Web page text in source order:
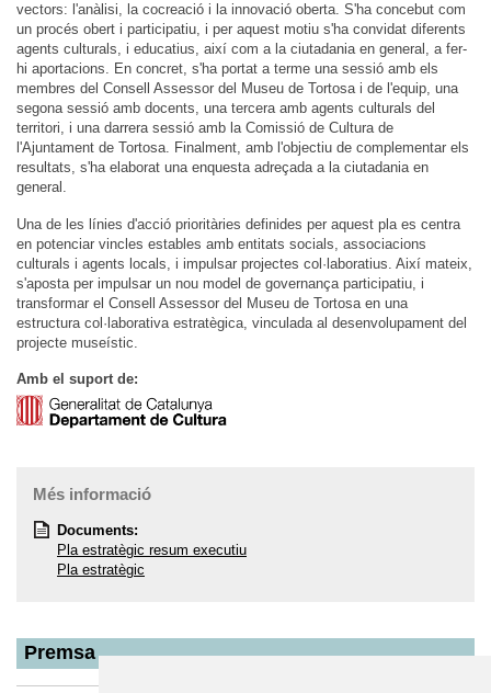
vectors: l'anàlisi, la cocreació i la innovació oberta. S'ha concebut com
un procés obert i participatiu, i per aquest motiu s'ha convidat diferents
agents culturals, i educatius, així com a la ciutadania en general, a fer-
hi aportacions. En concret, s'ha portat a terme una sessió amb els
membres del Consell Assessor del Museu de Tortosa i de l'equip, una
segona sessió amb docents, una tercera amb agents culturals del
territori, i una darrera sessió amb la Comissió de Cultura de
l'Ajuntament de Tortosa. Finalment, amb l'objectiu de complementar els
resultats, s'ha elaborat una enquesta adreçada a la ciutadania en
general.
Una de les línies d'acció prioritàries definides per aquest pla es centra
en potenciar vincles estables amb entitats socials, associacions
culturals i agents locals, i impulsar projectes col·laboratius. Així mateix,
s'aposta per impulsar un nou model de governança participatiu, i
transformar el Consell Assessor del Museu de Tortosa en una
estructura col·laborativa estratègica, vinculada al desenvolupament del
projecte museístic.
Amb el suport de:
Més informació
Documents:
Pla estratègic resum executiu
Pla estratègic
Premsa